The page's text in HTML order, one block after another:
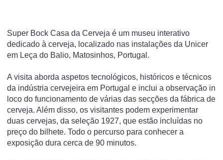
Super Bock Casa da Cerveja é um museu interativo
dedicado à cerveja, localizado nas instalações da Unicer
em Leça do Balio, Matosinhos, Portugal.
A visita aborda aspetos tecnológicos, históricos e técnicos
da indústria cervejeira em Portugal e inclui a observação in
loco do funcionamento de várias das secções da fábrica de
cerveja. Além disso, os visitantes podem experimentar
duas cervejas, da seleção 1927, que estão incluí­das no
preço do bilhete. Todo o percurso para conhecer a
exposição dura cerca de 90 minutos.